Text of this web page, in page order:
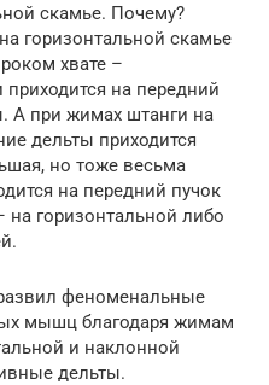
скамье. Почему?
горизонтальной скамье
хвате –
приходится на передний
А при жимах штанги на
дельты приходится
но тоже весьма
на передний пучок
горизонтальной либо
феноменальные
мышц благодаря жимам
и наклонной
дельты.